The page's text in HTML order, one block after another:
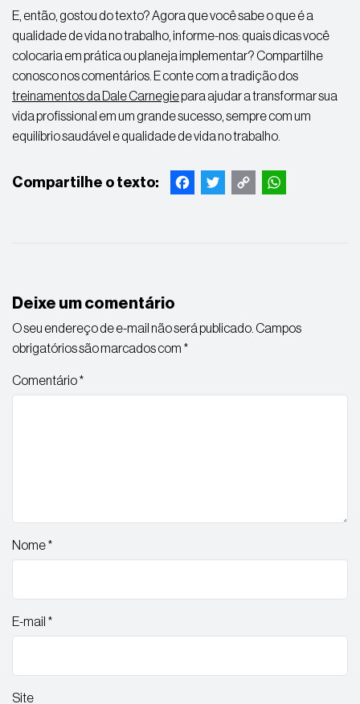
E, então, gostou do texto? Agora que você sabe o que é a
qualidade de vida no trabalho, informe-nos: quais dicas você
colocaria em prática ou planeja implementar? Compartilhe
conosco nos comentários. E conte com a tradição dos
treinamentos da Dale Carnegiepara ajudar a transformar sua
vida profissional em um grande sucesso, sempre com um
equilíbrio saudável e qualidade de vida no trabalho.
FacebookTwitterCopy
WhatsApp
Deixe um comentário
O seu endereço de e-mail não será publicado. Campos
obrigatórios são marcados com *
Comentário*
Nome*
E-mail *
Site